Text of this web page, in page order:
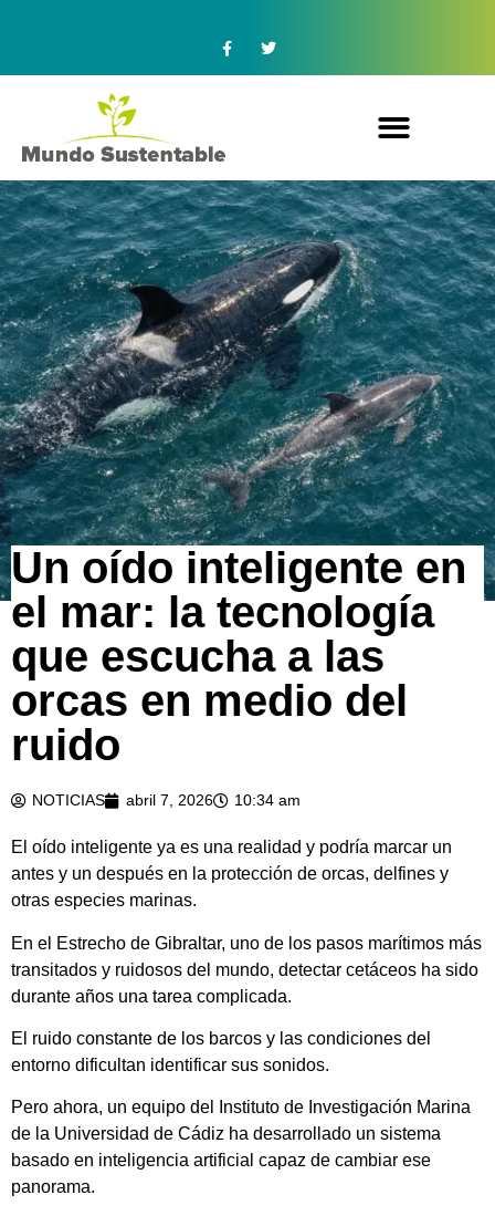
Un oído inteligente en
el mar: la tecnología
que escucha a las
orcas en medio del
ruido
NOTICIAS abril 7, 2026 10:34 am
El oído inteligente ya es una realidad y podría marcar un
antes y un después en la protección de orcas, delfines y
otras especies marinas.
En el Estrecho de Gibraltar, uno de los pasos marítimos más
transitados y ruidosos del mundo, detectar cetáceos ha sido
durante años una tarea complicada.
El ruido constante de los barcos y las condiciones del
entorno dificultan identificar sus sonidos.
Pero ahora, un equipo del Instituto de Investigación Marina
de la Universidad de Cádiz ha desarrollado un sistema
basado en inteligencia artificial capaz de cambiar ese
panorama.